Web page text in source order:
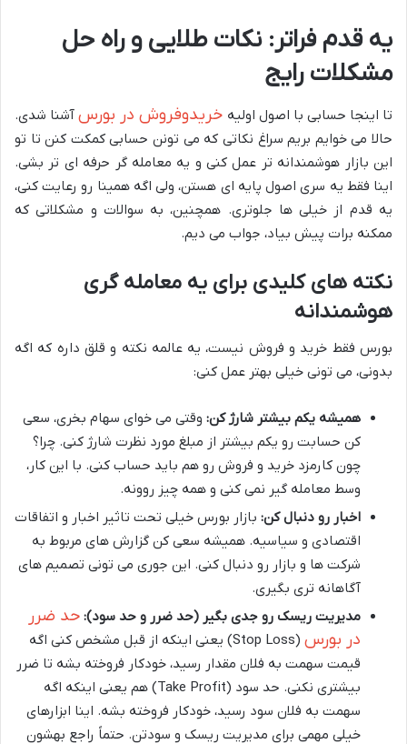
یه قدم فراتر: نکات طلایی و راه حل
مشکلات رایج
تا اینجا حسابی با اصول اولیه خریدوفروش در بورسآشنا شدی.
حالا می خوایم بریم سراغ نکاتی که می تونن حسابی کمکت کنن تا تو
این بازار هوشمندانه تر عمل کنی و یه معامله گر حرفه ای تر بشی.
اینا فقط یه سری اصول پایه ای هستن، ولی اگه همینا رو رعایت کنی،
یه قدم از خیلی ها جلوتری. همچنین، به سوالات و مشکلاتی که
ممکنه برات پیش بیاد، جواب می دیم.
نکته های کلیدی برای یه معامله گری
هوشمندانه
بورس فقط خرید و فروش نیست، یه عالمه نکته و قلق داره که اگه
بدونی، می تونی خیلی بهتر عمل کنی:
همیشه یکم بیشتر شارژ کن: وقتی می خوای سهام بخری، سعی
کن حسابت رو یکم بیشتر از مبلغ مورد نظرت شارژ کنی. چرا؟
چون کارمزد خرید و فروش رو هم باید حساب کنی. با این کار،
وسط معامله گیر نمی کنی و همه چیز روونه.
اخبار رو دنبال کن: بازار بورس خیلی تحت تاثیر اخبار و اتفاقات
اقتصادی و سیاسیه. همیشه سعی کن گزارش های مربوط به
شرکت ها و بازار رو دنبال کنی. این جوری می تونی تصمیم های
آگاهانه تری بگیری.
مدیریت ریسک رو جدی بگیر (حد ضرر و حد سود): حد ضرر
در بورس
(Stop Loss) یعنی اینکه از قبل مشخص کنی اگه
قیمت سهمت به فلان مقدار رسید، خودکار فروخته بشه تا ضرر
بیشتری نکنی. حد سود (Take Profit) هم یعنی اینکه اگه
سهمت به فلان سود رسید، خودکار فروخته بشه. اینا ابزارهای
خیلی مهمی برای مدیریت ریسک و سودتن. حتماً راجع بهشون